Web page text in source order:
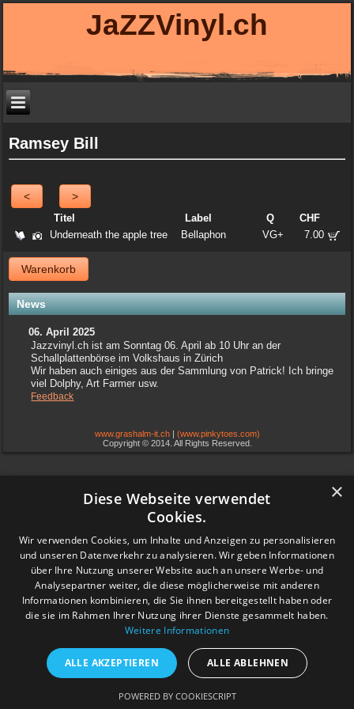
JaZZVinyl.ch
Ramsey Bill
< >
Titel Label Q
CHF
Underneath the apple tree
Bellaphon VG+ 7.00
Warenkorb
News
06. April 2025
Jazzvinyl.ch ist am Sonntag 06. April ab 10 Uhr an der
Schallplattenbörse im Volkshaus in Zürich
Wir haben auch einiges aus der Sammlung von Patrick! Ich bringe
viel Dolphy, Art Farmer usw.
Feedback
www.grashalm-it.ch| (www.pinkytoes.com)
Copyright © 2014. All Rights Reserved.
×
Diese Webseite verwendet
Cookies.
Wir verwenden Cookies, um Inhalte und Anzeigen zu personalisieren
und unseren Datenverkehr zu analysieren. Wir geben Informationen
über Ihre Nutzung unserer Website auch an unsere Werbe- und
Analysepartner weiter, die diese möglicherweise mit anderen
Informationen kombinieren, die Sie ihnen bereitgestellt haben oder
die sie im Rahmen Ihrer Nutzung ihrer Dienste gesammelt haben.
Weitere Informationen
ALLE AKZEPTIEREN ALLE ABLEHNEN
POWERED BY COOKIESCRIPT